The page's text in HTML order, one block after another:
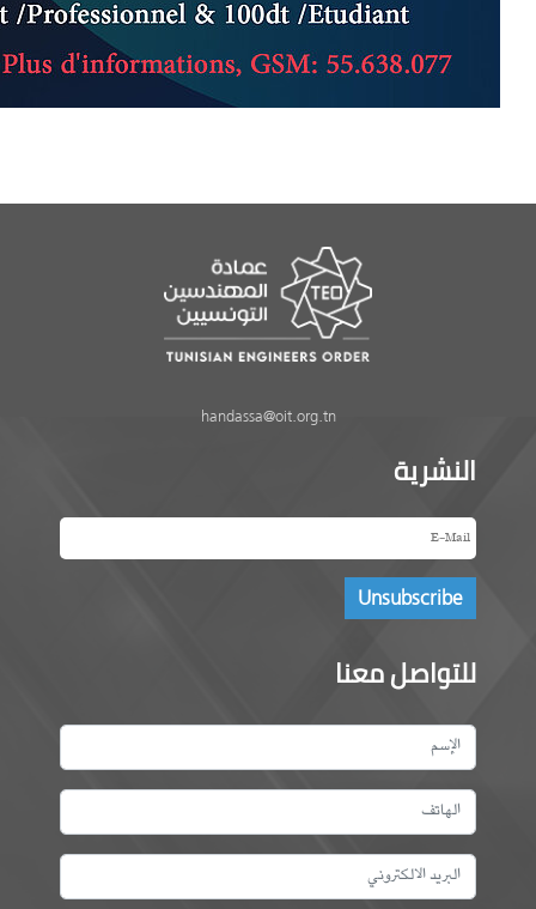
handassa@oit.org.tn
النشرية
للتواصل معنا